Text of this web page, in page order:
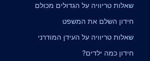
שאלות טריוויה על הגדולים מכולם
חידון השלם את המשפט
שאלות טריוויה על העידן המודרני
חידון כמה ילדים?